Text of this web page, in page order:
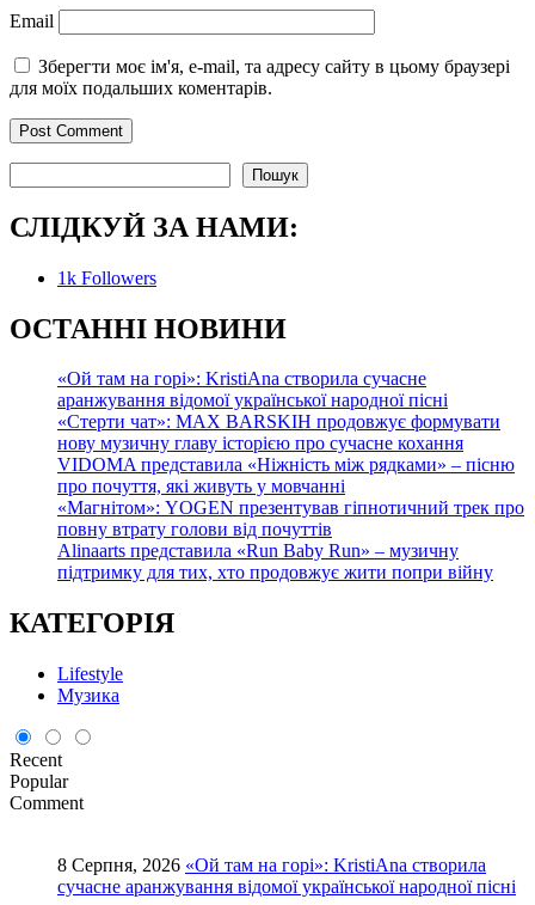
Email
Зберегти моє ім'я, e-mail, та адресу сайту в цьому браузері
для моїх подальших коментарів.
Пошук
СЛІДКУЙ ЗА НАМИ:
1k Followers
ОСТАННІ НОВИНИ
«Ой там на горі»: KristiAna створила сучасне
аранжування відомої української народної пісні
«Стерти чат»: MAX BARSKIH продовжує формувати
нову музичну главу історією про сучасне кохання
VIDOMA представила «Ніжність між рядками» – пісню
про почуття, які живуть у мовчанні
«Магнітом»: YOGEN презентував гіпнотичний трек про
повну втрату голови від почуттів
Alinaarts представила «Run Baby Run» – музичну
підтримку для тих, хто продовжує жити попри війну
КАТЕГОРІЯ
Lifestyle
Музика
Recent
Popular
Comment
8 Серпня, 2026 «Ой там на горі»: KristiAna створила
сучасне аранжування відомої української народної пісні